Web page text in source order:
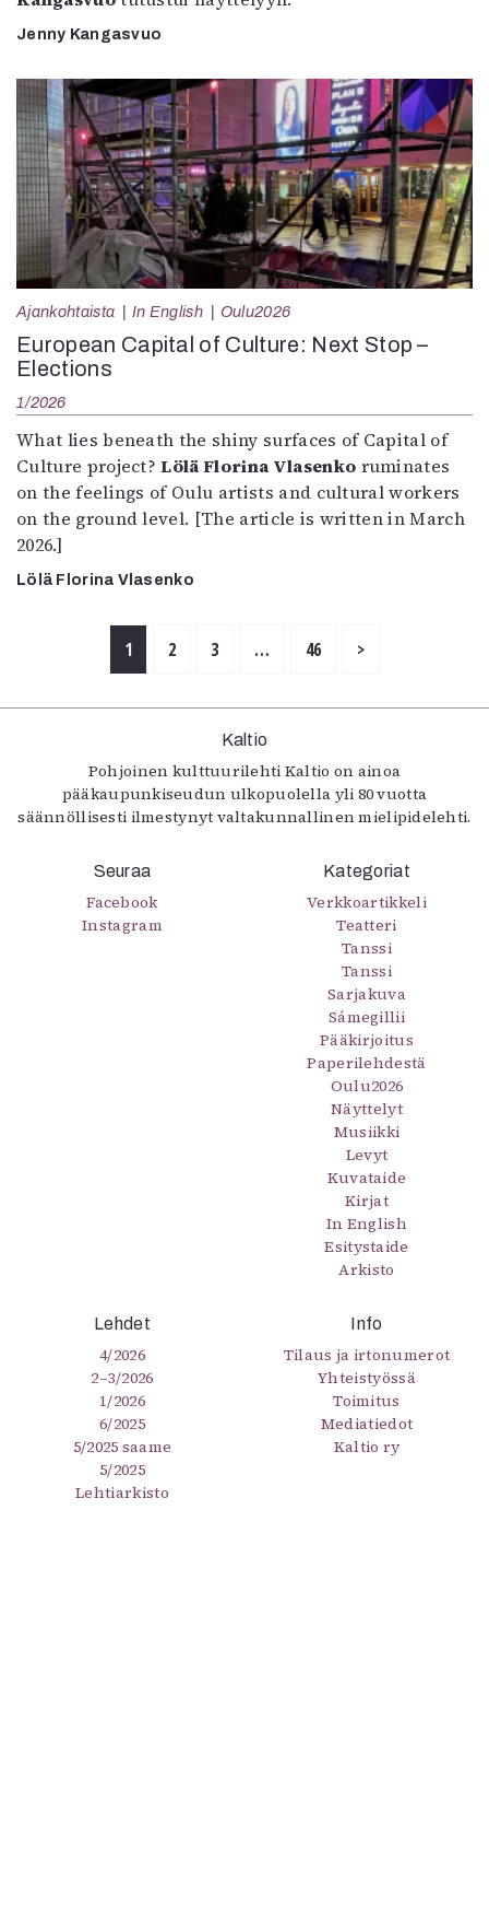
Jenny Kangasvuo
Ajankohtaista In English Oulu2026
European Capital of Culture: Next Stop –
Elections
1/2026
What lies beneath the shiny surfaces of Capital of
Culture project?Lölä Florina Vlasenko ruminates
on the feelings of Oulu artists and cultural workers
on the ground level. [The article is written in March
2026.]
Lölä Florina Vlasenko
1 2 3 … 46 >
Kaltio
Pohjoinen kulttuurilehti Kaltio on ainoa
pääkaupunkiseudun ulkopuolella yli 80 vuotta
säännöllisesti ilmestynyt valtakunnallinen mielipidelehti.
Seuraa
Facebook
Instagram
Kategoriat
Verkkoartikkeli
Teatteri
Tanssi
Tanssi
Sarjakuva
Sámegillii
Pääkirjoitus
Paperilehdestä
Oulu2026
Näyttelyt
Musiikki
Levyt
Kuvataide
Kirjat
In English
Esitystaide
Arkisto
Lehdet
4/2026
2–3/2026
1/2026
6/2025
5/2025 saame
5/2025
Lehtiarkisto
Info
Tilaus ja irtonumerot
Yhteistyössä
Toimitus
Mediatiedot
Kaltio ry